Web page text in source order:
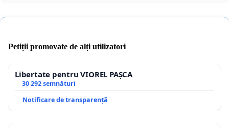
Petiții promovate de alți utilizatori
Libertate pentru VIOREL PAȘCA
30 292 semnături
Notificare de transparență